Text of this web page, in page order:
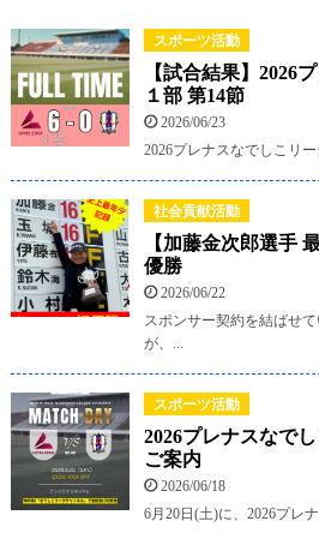
スポーツ活動
【試合結果】2026
１部 第14節
2026/06/23
2026プレナスなでしこリー
社会貢献活動
【加藤金次郎選手
優勝
2026/06/22
スポンサー契約を結ばせ
が、...
スポーツ活動
2026プレナスなで
ご案内
2026/06/18
6月20日(土)に、2026プレ